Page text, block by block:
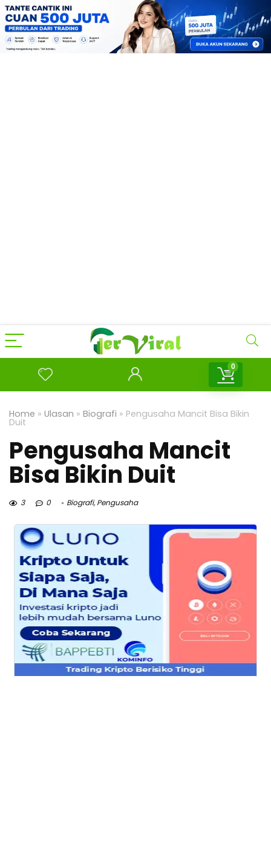
0
Home » Ulasan » Biografi » Pengusaha Mancit Bisa Bikin
Duit
Pengusaha Mancit
Bisa Bikin Duit
3 0 Biografi,Pengusaha